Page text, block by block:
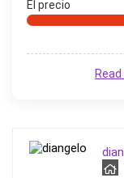
El precio